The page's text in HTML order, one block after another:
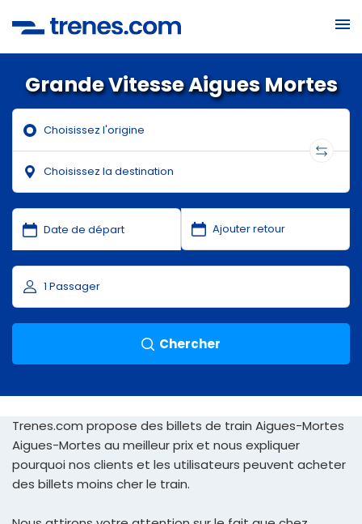
Grande Vitesse Aigues Mortes
Chercher
Trenes.com propose des billets de train Aigues-Mortes
Aigues-Mortes au meilleur prix et nous expliquer
pourquoi nos clients et les utilisateurs peuvent acheter
des billets moins cher le train.